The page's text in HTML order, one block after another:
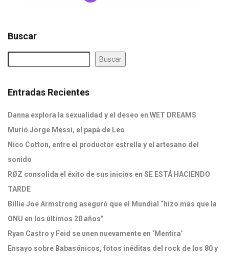
Buscar
Buscar
Entradas Recientes
Danna explora la sexualidad y el deseo en WET DREAMS
Murió Jorge Messi, el papá de Leo
Nico Cotton, entre el productor estrella y el artesano del
sonido
RØZ consolida el éxito de sus inicios en SE ESTÁ HACIENDO
TARDE
Billie Joe Armstrong aseguró que el Mundial “hizo más que la
ONU en los últimos 20 años”
Ryan Castro y Feid se unen nuevamente en ‘Mentira’
Ensayo sobre Babasónicos, fotos inéditas del rock de los 80 y